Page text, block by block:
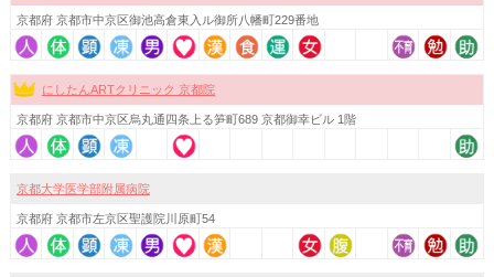
京都府 京都市中京区御池高倉東入ル御所八幡町229番地
にしたんARTクリニック 京都院
京都府 京都市中京区烏丸通四条上る笋町689 京都御幸ビル 1階
京都大学医学部附属病院
京都府 京都市左京区聖護院川原町54